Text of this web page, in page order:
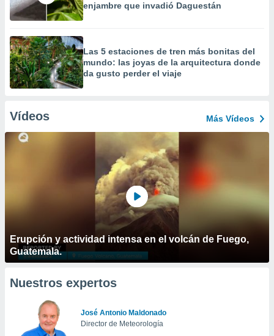
enjambre que invadió Daguestán
Las 5 estaciones de tren más bonitas del
mundo: las joyas de la arquitectura donde
da gusto perder el viaje
Vídeos Más Vídeos
Erupción y actividad intensa en el volcán de Fuego,
Guatemala.
Nuestros expertos
José Antonio Maldonado
Director de Meteorología